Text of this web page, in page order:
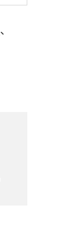
、